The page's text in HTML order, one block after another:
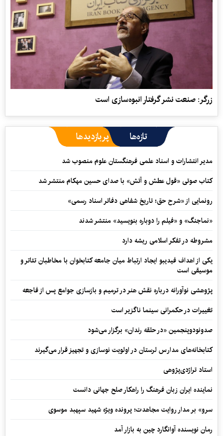
زرگر: صنعت نشر گرفتار انبو‌ه‌سازی است
تازه‌ها پربازدیدها
مدیر انتشارات و اسناد علمی فرهنگستان علوم منصوب شد
کتاب صوتی «قول عطش و آتش» با صدای حسین مهکام منتشر شد
رونمایی از «شرح حق؛ تاریخ شفاهی دفاتر اسناد رسمی»
«نماجنگ» و «فیلم را دوباره بنویسید» منتشر شدند
مشروطه در تفکر اسلامی ریشه دارد
یکی از اهداف فیدیبو ایجاد ارتباط میان جامعه کتابخوان با مخاطبان تئاتر و
موسیقی است
پژوهشی نوآورانه درباره نقش هنر در ترمیم و بازسازی جوامع پس از فاجعه
تغییرات در حکمرانی سینما ناگزیر است
صدونودوپنجمین «در حلقه رندان» برگزار می‌شود
کتابخانه‌های مدارس لرستان در اولویت نوسازی و تجهیز قرار می‌گیرند
استاد تراژدی‌پژوهی
نماینده ایران زبان فرهنگ را راهکار صلح جهانی دانست
سرو» بر مدار روایت مجاهدت؛ پرونده ویژه شهید سپهبد موسوی
رمان نویسنده آوانگارد چین به بازار آمد